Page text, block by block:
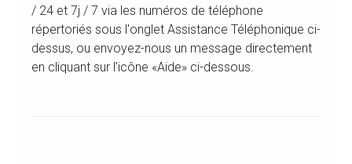
/ 24 et 7j / 7 via les numéros de téléphone
répertoriés sous l'onglet Assistance Téléphonique ci-
dessus, ou envoyez-nous un message directement
en cliquant sur l'icône «Aide» ci-dessous.